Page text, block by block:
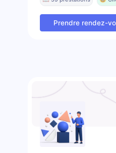
Prendre rendez-